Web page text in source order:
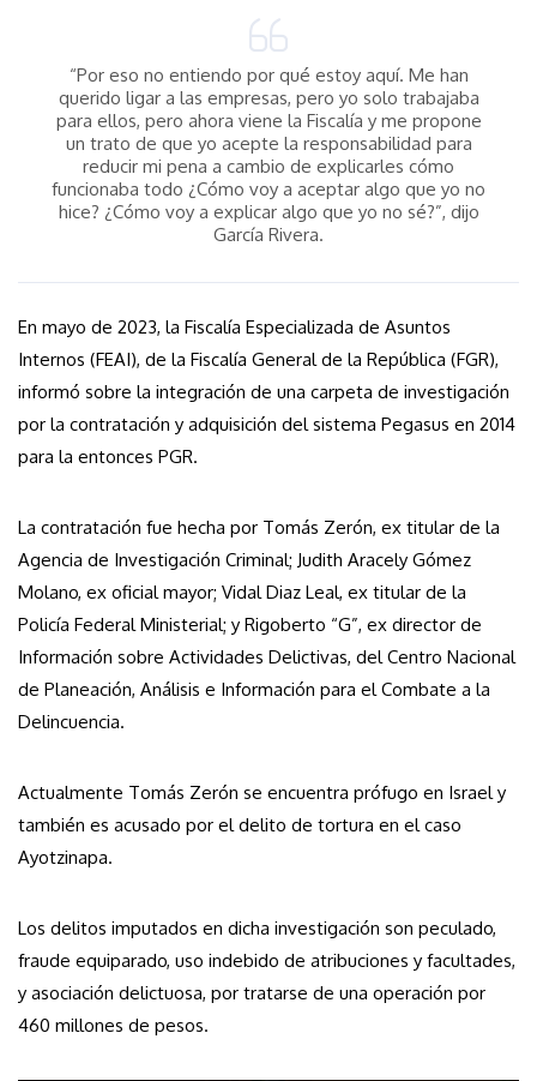
“Por eso no entiendo por qué estoy aquí. Me han
querido ligar a las empresas, pero yo solo trabajaba
para ellos, pero ahora viene la Fiscalía y me propone
un trato de que yo acepte la responsabilidad para
reducir mi pena a cambio de explicarles cómo
funcionaba todo ¿Cómo voy a aceptar algo que yo no
hice? ¿Cómo voy a explicar algo que yo no sé?”, dijo
García Rivera.
En mayo de 2023, la Fiscalía Especializada de Asuntos
Internos (FEAI), de la Fiscalía General de la República (FGR),
informó sobre la integración de una carpeta de investigación
por la contratación y adquisición del sistema Pegasus en 2014
para la entonces PGR.
La contratación fue hecha por Tomás Zerón, ex titular de la
Agencia de Investigación Criminal; Judith Aracely Gómez
Molano, ex oficial mayor; Vidal Diaz Leal, ex titular de la
Policía Federal Ministerial; y Rigoberto “G”, ex director de
Información sobre Actividades Delictivas, del Centro Nacional
de Planeación, Análisis e Información para el Combate a la
Delincuencia.
Actualmente Tomás Zerón se encuentra prófugo en Israel y
también es acusado por el delito de tortura en el caso
Ayotzinapa.
Los delitos imputados en dicha investigación son peculado,
fraude equiparado, uso indebido de atribuciones y facultades,
y asociación delictuosa, por tratarse de una operación por
460 millones de pesos.